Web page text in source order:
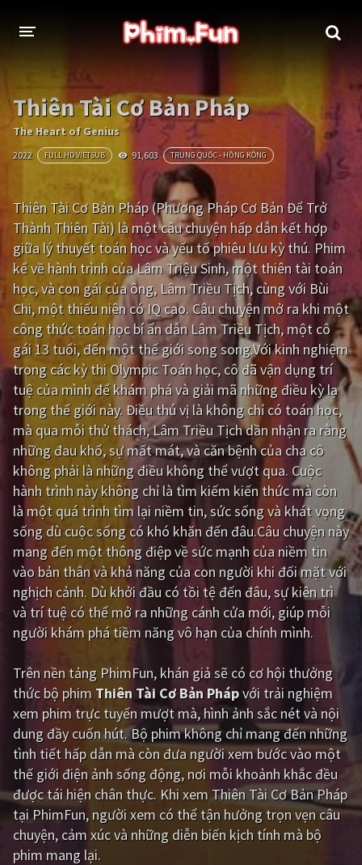
THỂ LOẠI
Thần thoại - Cổ trang Hành động
Tâm lý Chiến tranh
Võ thuật - Kiếm hiệp Nhạc kịch
Kinh dị Tội phạm - Hình sự
Phiêu lưu Hài hước
Viễn tưởng Khoa học - Tài liệu
Hoạt hình Thể thao
Tình cảm - Lãng mạn Kỳ ảo
Giật gân Gia đình
Bí ẩn Lịch sử
Viễn Tây Tiểu sử
GameShow DramaTV
QUỐC GIA
Âu - Mỹ Trung Quốc - Hồng Kông
Hàn Quốc Nhật Bản
Ấn Độ Việt Nam
CẬP NHẬT
PHIM MỚI
PHIM BỘ
PHIM LẺ
PHIM CHIẾU RẠP
Thiên Tài Cơ Bản Pháp
The Heart of Genius
2022 FULL HD VIETSUB 91,603 TRUNG QUỐC - HỒNG KÔNG
Thiên Tài Cơ Bản Pháp (Phương Pháp Cơ Bản Để Trở
Thành Thiên Tài) là một câu chuyện hấp dẫn kết hợp
giữa lý thuyết toán học và yếu tố phiêu lưu kỳ thú. Phim
kể về hành trình của Lâm Triệu Sinh, một thiên tài toán
học, và con gái của ông, Lâm Triều Tịch, cùng với Bùi
Chi, một thiếu niên có IQ cao. Câu chuyện mở ra khi một
công thức toán học bí ẩn dẫn Lâm Triều Tịch, một cô
gái 13 tuổi, đến một thế giới song song.Với kinh nghiệm
trong các kỳ thi Olympic Toán học, cô đã vận dụng trí
tuệ của mình để khám phá và giải mã những điều kỳ lạ
trong thế giới này. Điều thú vị là không chỉ có toán học,
mà qua mỗi thử thách, Lâm Triều Tịch dần nhận ra rằng
những đau khổ, sự mất mát, và căn bệnh của cha cô
không phải là những điều không thể vượt qua. Cuộc
hành trình này không chỉ là tìm kiếm kiến thức mà còn
là một quá trình tìm lại niềm tin, sức sống và khát vọng
sống dù cuộc sống có khó khăn đến đâu.Câu chuyện này
mang đến một thông điệp về sức mạnh của niềm tin
vào bản thân và khả năng của con người khi đối mặt với
nghịch cảnh. Dù khởi đầu có tồi tệ đến đâu, sự kiên trì
và trí tuệ có thể mở ra những cánh cửa mới, giúp mỗi
người khám phá tiềm năng vô hạn của chính mình.
Trên nền tảng PhimFun, khán giả sẽ có cơ hội thưởng
thức bộ phim Thiên Tài Cơ Bản Phápvới trải nghiệm
xem phim trực tuyến mượt mà, hình ảnh sắc nét và nội
dung đầy cuốn hút. Bộ phim không chỉ mang đến những
tình tiết hấp dẫn mà còn đưa người xem bước vào một
thế giới điện ảnh sống động, nơi mỗi khoảnh khắc đều
được tái hiện chân thực. Khi xem Thiên Tài Cơ Bản Pháp
tại PhimFun, người xem có thể tận hưởng trọn vẹn câu
chuyện, cảm xúc và những diễn biến kịch tính mà bộ
phim mang lại.